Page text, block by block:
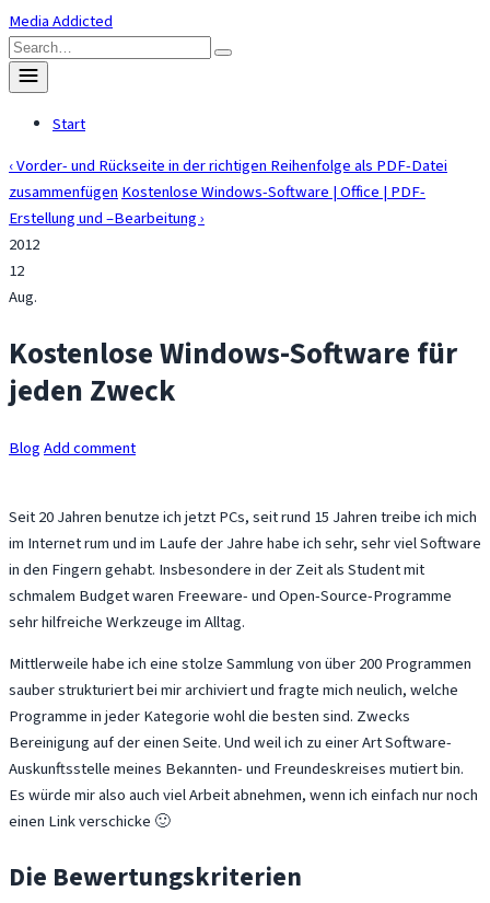
Skip
to
content
Media Addicted
Search
for:
Toggle
menu
Start
‹ Vorder- und Rückseite in der richtigen Reihenfolge als PDF-Datei
zusammenfügenKostenlose Windows-Software | Office | PDF-
Erstellung und –Bearbeitung ›
2012
12
Aug.
Kostenlose Windows-Software für
jeden Zweck
BlogAdd comment
Seit 20 Jahren benutze ich jetzt PCs, seit rund 15 Jahren treibe ich mich
im Internet rum und im Laufe der Jahre habe ich sehr, sehr viel Software
in den Fingern gehabt. Insbesondere in der Zeit als Student mit
schmalem Budget waren Freeware- und Open-Source-Programme
sehr hilfreiche Werkzeuge im Alltag.
Mittlerweile habe ich eine stolze Sammlung von über 200 Programmen
sauber strukturiert bei mir archiviert und fragte mich neulich, welche
Programme in jeder Kategorie wohl die besten sind. Zwecks
Bereinigung auf der einen Seite. Und weil ich zu einer Art Software-
Auskunftsstelle meines Bekannten- und Freundeskreises mutiert bin.
Es würde mir also auch viel Arbeit abnehmen, wenn ich einfach nur noch
einen Link verschicke 🙂
Die Bewertungskriterien